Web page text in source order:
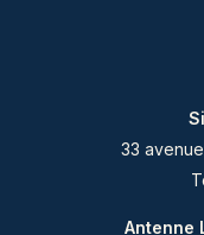
33
Antenne